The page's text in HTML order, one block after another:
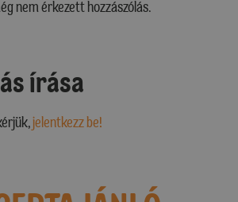
nem érkezett hozzászólás.
írása
jelentkezz be!